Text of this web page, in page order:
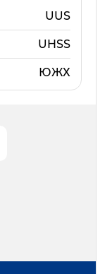
UUS
UHSS
ЮЖХ